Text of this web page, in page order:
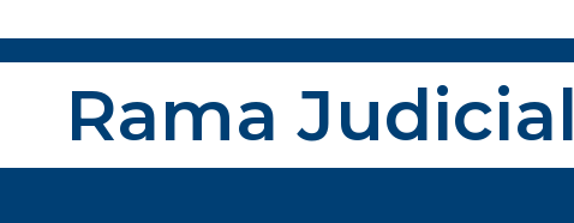
Rama Judicial